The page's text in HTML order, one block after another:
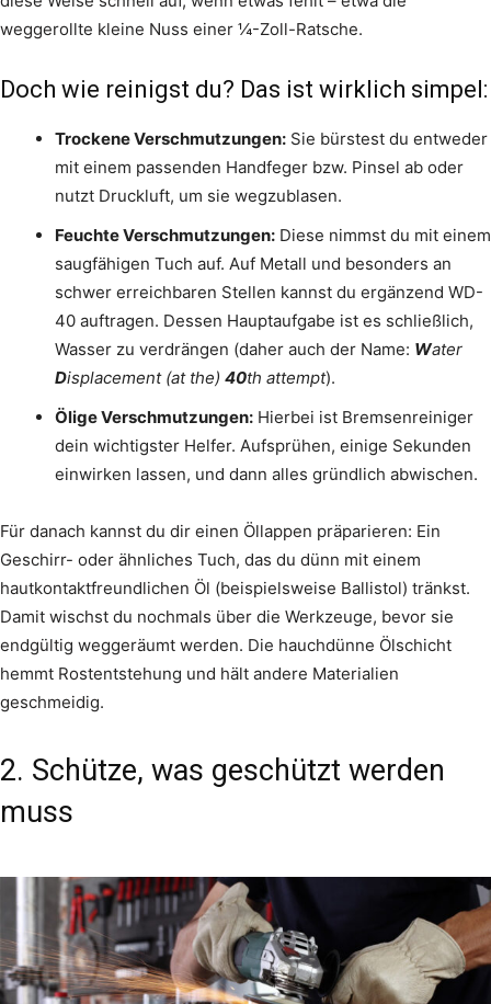
weggerollte kleine Nuss einer ¼-Zoll-Ratsche.
Doch wie reinigst du? Das ist wirklich simpel:
Trockene Verschmutzungen: Sie bürstest du entweder
mit einem passenden Handfeger bzw. Pinsel ab oder
nutzt Druckluft, um sie wegzublasen.
Feuchte Verschmutzungen: Diese nimmst du mit einem
saugfähigen Tuch auf. Auf Metall und besonders an
schwer erreichbaren Stellen kannst du ergänzend WD-
40 auftragen. Dessen Hauptaufgabe ist es schließlich,
Wasser zu verdrängen (daher auch der Name: Water
Displacement (at the) 40th attempt).
Ölige Verschmutzungen: Hierbei ist Bremsenreiniger
dein wichtigster Helfer. Aufsprühen, einige Sekunden
einwirken lassen, und dann alles gründlich abwischen.
Für danach kannst du dir einen Öllappen präparieren: Ein
Geschirr- oder ähnliches Tuch, das du dünn mit einem
hautkontaktfreundlichen Öl (beispielsweise Ballistol) tränkst.
Damit wischst du nochmals über die Werkzeuge, bevor sie
endgültig weggeräumt werden. Die hauchdünne Ölschicht
hemmt Rostentstehung und hält andere Materialien
geschmeidig.
2. Schütze, was geschützt werden
muss